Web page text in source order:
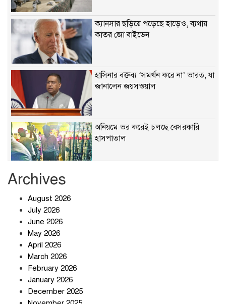
ক্যানসার ছড়িয়ে পড়েছে হাড়েও, ব্যথায়
কাতর জো বাইডেন
হাসিনার বক্তব্য ‘সমর্থন করে না’ ভারত, যা
জানালেন জয়সওয়াল
অনিয়মে ভর করেই চলছে বেসরকারি
হাসপাতাল
Archives
August 2026
July 2026
June 2026
May 2026
April 2026
March 2026
February 2026
January 2026
December 2025